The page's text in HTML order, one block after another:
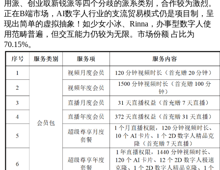
用派、创业取新锐派等四个分歧的派系类别，合作较为激烈。
正在B端市场，AI数字人行业的支流贸易模式仍是项目制，呈
现出简单的虚拟抽象！如少女小冰、Rinna，办事型数字人使
用范畴普遍，但交互能力仍较为无限。市场份额 占比为
70.15%。